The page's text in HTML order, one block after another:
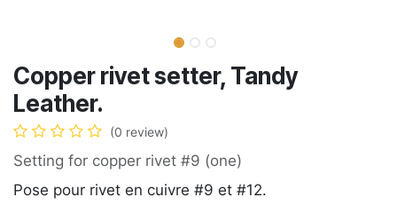
Copper rivet setter, Tandy
Leather.
(0 review)
Setting for copper rivet #9 (one)
Pose pour rivet en cuivre #9 et #12.